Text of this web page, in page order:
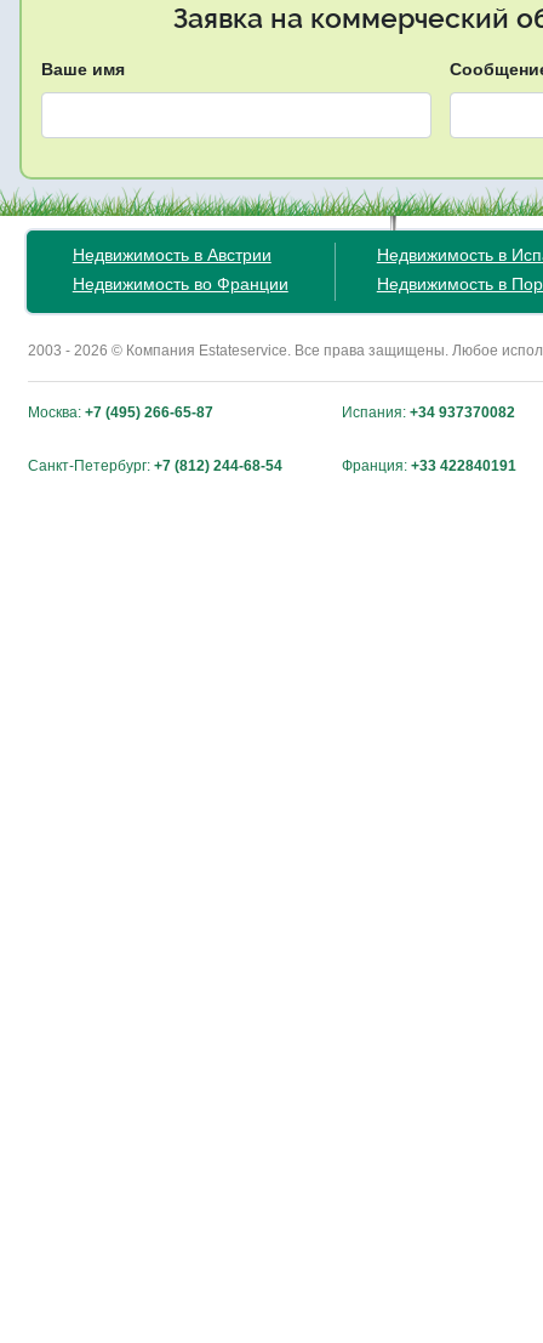
Заявка на коммерческий
Ваше имя
Недвижимость в Австрии
Недвижимость во Франции
Недвижимость в
Недвижимость в
2003 - 2026 © Компания Estateservice. Все права защищены. Любое
Москва: +7 (495) 266-65-87 Испания: +34 937370082
Санкт-Петербург: +7 (812) 244-68-54 Франция: +33 422840191